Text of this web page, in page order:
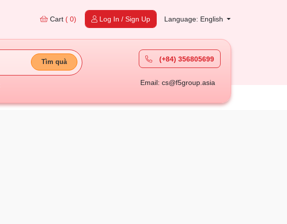
Cart ( 0) Log In / Sign Up Language: English
Tìm quà (+84) 356805699
Email: cs@f5group.asia